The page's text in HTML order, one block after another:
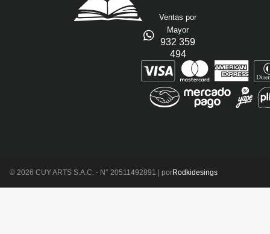
Ventas por
Mayor
932 359
494
© 2026 CUY ARTS S.A.C. - N° 20511492891 | porRodkidesings